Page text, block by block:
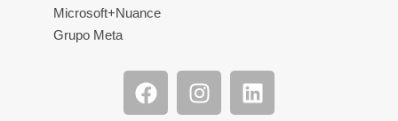
Microsoft+Nuance
Grupo Meta